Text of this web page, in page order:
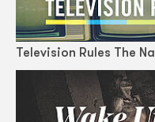
Television Rules The